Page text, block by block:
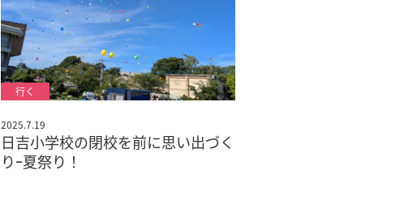
2025.7.19
日吉小学校の閉校を前に思い出づく
りｰ夏祭り！